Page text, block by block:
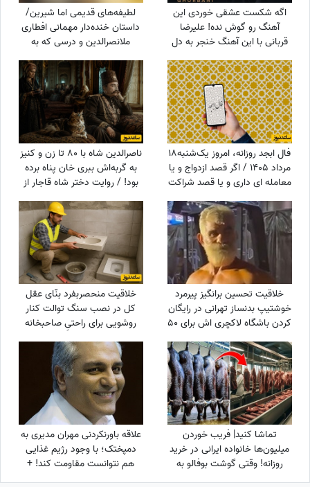
اگه شکست عشقی خوردی این
آهنگ رو گوش نده! علیرضا
قربانی با این آهنگ خنجر به دل
همه زد/ دانلود آهنگ «گل‌های
باران خورده» علیرضا قربانی/ رفتی
و بعد از تو دنیا غرق شد در
گریه‌هایم💔
لطیفه‌های قدیمی اما شیرین/
داستان خنده‌دار مهمانی افطاری
ملانصرالدین و درسی که به
میزبان پررو داد😄
فال ابجد روزانه، امروز یک‌شنبه18
مرداد 1405 / اگر قصد ازدواج و یا
معامله ای داری و یا قصد شراکت
و سرمایه گذاری داری ...
ناصرالدین شاه با 80 تا زن و کنیز
به گربه‌اش ببری خان پناه برده
بود! / روایت دختر شاه قاجار از
لایه‌های پنهان حرمسرای شاهی
خلاقیت تحسین برانگیز پیرمرد
خوشتیپ بدنساز تهرانی در رایگان
کردن باشگاه لاکچری اش برای 50
سال به بالا حماسه آفرید +فیلم/
عجب استایلی داری آقا محتشم
خودت یک پا هادی چوپان هستی
خلاقیت منحصربفرد بنّای عقل
کل در نصب سنگ توالت کنار
روشویی برای راحتیِ صاحبخانه
مرزهای معماری رو کیلومترها
جابجا کرد+ عکس/ و هنری که
نزد بناها هست و بس😂
تماشا کنید| فریب خوردن
میلیون‌ها خانواده ایرانی در خرید
روزانه! وقتی گوشت بوفالو به
جای گوشت گوساله سر از سفره
علاقه باورنکردنی مهران مدیری به
دمپختک؛ با وجود رژیم غذایی
هم نتوانست مقاومت کند! +
ویدئو